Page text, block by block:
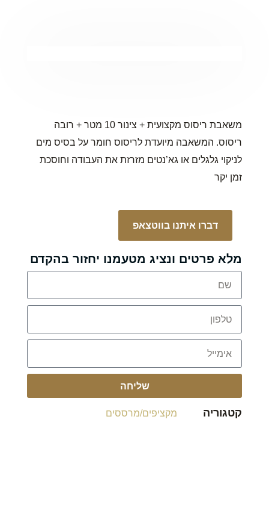
משאבת ריסוס מקצועית + צינור 10 מטר + רובה
ריסוס. המשאבה מיועדת לריסוס חומר על בסיס מים
לניקוי גלגלים או גא’נטים מזרזת את העבודה וחוסכת
זמן יקר
דברו איתנו בווטצאפ
מלא פרטים ונציג מטעמנו יחזור בהקדם
שליחה
קטגוריה מקציפים/מרססים